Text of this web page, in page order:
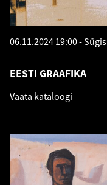
EESTI GRAAFIKA
06.11.2024 19:00 Sügis
Vaata kataloogi